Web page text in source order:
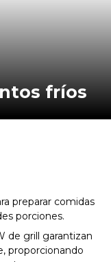
fríos
preparar comidas
porciones.
de grill garantizan
proporcionando